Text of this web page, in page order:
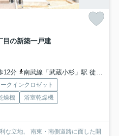
目の新築一戸建
12分
南武線「武蔵小杉」駅 徒歩17分
クインクロゼット
燥機
浴室乾燥機
な立地。 南東・南側道路に面した開